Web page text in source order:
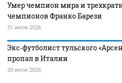
Умер чемпион мира и
чемпионов Франко Барези
31 июля 2026
Экс‑футболист тульского
пропал в Италии
30 июля 2026